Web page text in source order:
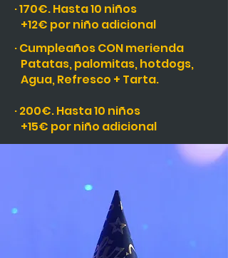
· 170€. Hasta 10 niños
+12€ por niño adicional
· Cumpleaños CON merienda
Patatas, palomitas, hotdogs,
Agua, Refresco + Tarta.
· 200€. Hasta 10 niños
+15€ por niño adicional